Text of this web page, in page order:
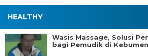
HEALTHY
Wasis Massage, Solusi
bagi Pemudik di Kebumen